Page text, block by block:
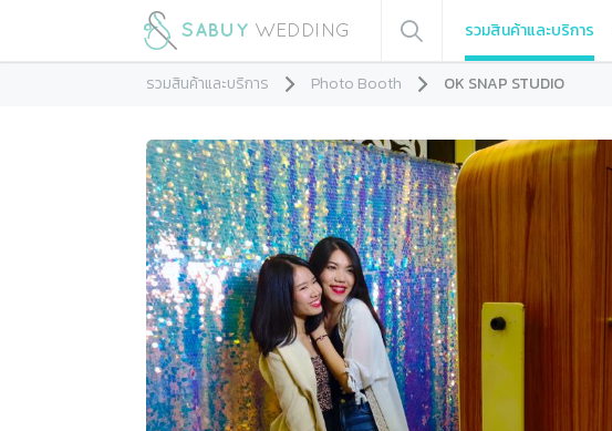
รวมสินค้าและบริการ
รวมสินค้าและบริการ Photo Booth OK SNAP STUDIO